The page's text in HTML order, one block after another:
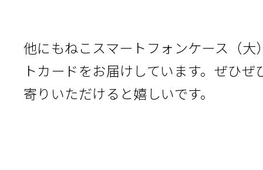
他にもねこスマートフォンケース（大
トカードをお届けしています。ぜひぜ
寄りいただけると嬉しいです。